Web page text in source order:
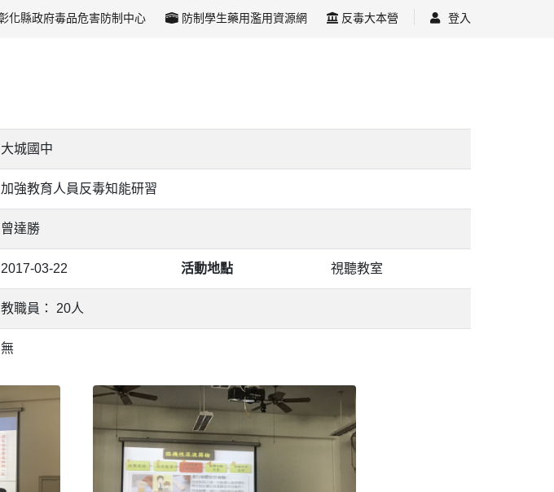
化縣政府毒品危害防制中心 防制學生藥用濫用資源網 反毒大本營 登入
大城國中
加強教育人員反毒知能研習
曾達勝
2017-03-22 活動地點 視聽教室
教職員： 20人
無